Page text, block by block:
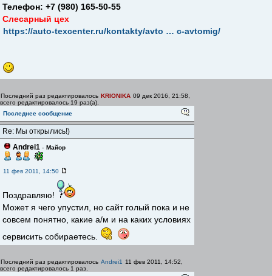
Телефон: +7 (980) 165-50-55
Слесарный цех
https://auto-texcenter.ru/kontakty/avto … c-avtomig/
Последний раз редактировалось KRIONIKA 09 дек 2016, 21:58,
всего редактировалось 19 раз(а).
Последнее сообщение
Re: Мы открылись!)
Andrei1 - Майор
11 фев 2011, 14:50
Поздравляю!
Может я чего упустил, но сайт голый пока и не
совсем понятно, какие а/м и на каких условиях
сервисить собираетесь.
Последний раз редактировалось Andrei1
11 фев 2011, 14:52,
всего редактировалось 1 раз.